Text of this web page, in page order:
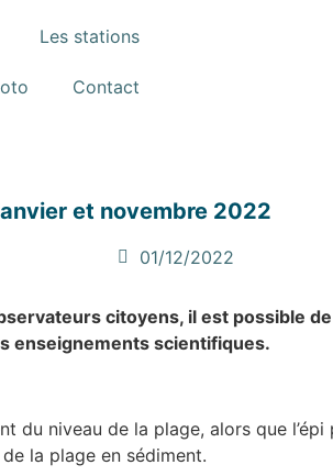
Les stations
Contact
et novembre 2022
01/12/2022
citoyens, il est possible
enseignements scientifiques.
du niveau de la plage, alors que
la plage en sédiment.